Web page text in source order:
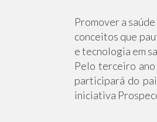
Promover a
conceitos que
e tecnologia em
Pelo terceiro ano
participará do
iniciativa